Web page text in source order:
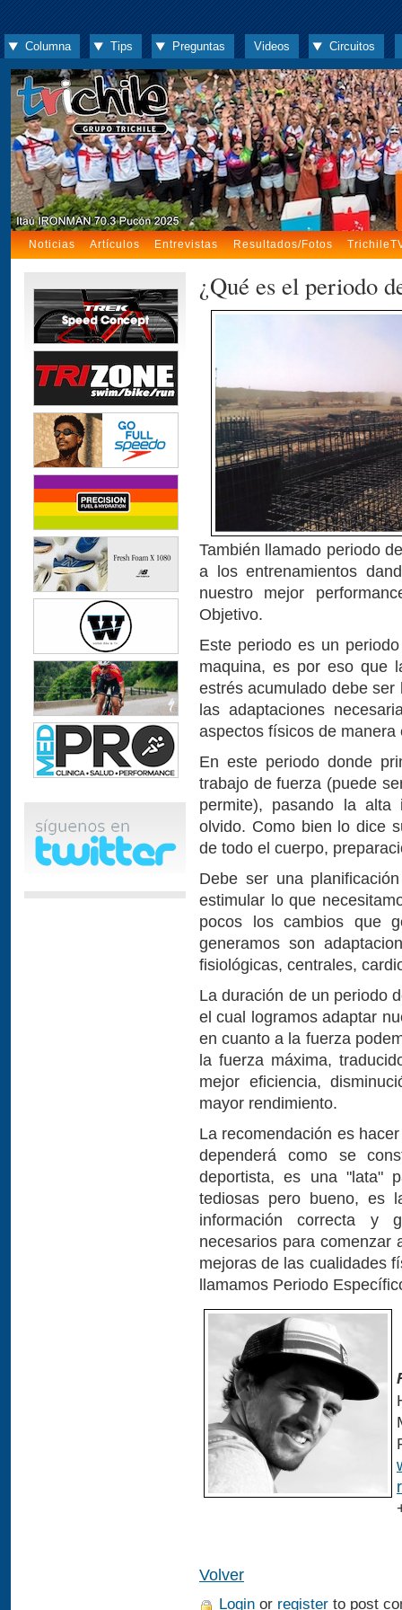
Columna Tips Preguntas Videos Circuitos
Noticias Artículos Entrevistas Resultados/Fotos
¿Qué es el periodo
También llamado periodo
a los entrenamientos
nuestro mejor
Objetivo.
Este periodo es un
maquina, es por eso que
estrés acumulado debe
las adaptaciones
aspectos físicos de manera
En este periodo donde
trabajo de fuerza (puede
permite), pasando la
olvido. Como bien lo dice
de todo el cuerpo,
Debe ser una
estimular lo que
pocos los cambios que
generamos son
fisiológicas, centrales,
La duración de un periodo
el cual logramos adaptar
en cuanto a la fuerza
la fuerza máxima,
mejor eficiencia,
mayor rendimiento.
La recomendación es
dependerá como se
deportista, es una "lata"
tediosas pero bueno, es
información correcta y
necesarios para comenzar
mejoras de las cualidades
llamamos Periodo
Volver
Login or register to post